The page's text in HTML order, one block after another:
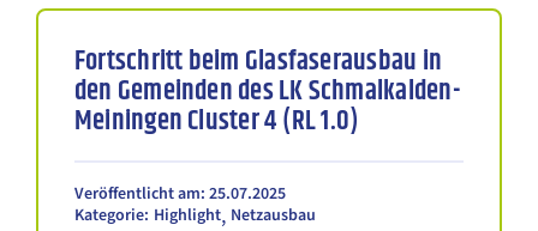
Fortschritt beim Glasfaserausbau in
den Gemeinden des LK Schmalkalden-
Meiningen Cluster 4 (RL 1.0)
Veröffentlicht am: 25.07.2025
Kategorie: Highlight, Netzausbau